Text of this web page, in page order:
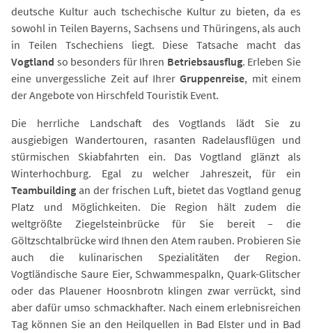
deutsche Kultur auch tschechische Kultur zu bieten, da es
sowohl in Teilen Bayerns, Sachsens und Thüringens, als auch
in Teilen Tschechiens liegt. Diese Tatsache macht das
Vogtland so besonders für Ihren Betriebsausflug. Erleben Sie
eine unvergessliche Zeit auf IhrerGruppenreise, mit einem
der Angebote von Hirschfeld Touristik Event.
Die herrliche Landschaft des Vogtlands lädt Sie zu
ausgiebigen Wandertouren, rasanten Radelausflügen und
stürmischen Skiabfahrten ein. Das Vogtland glänzt als
Winterhochburg. Egal zu welcher Jahreszeit, für ein
Teambuilding an der frischen Luft, bietet das Vogtland genug
Platz und Möglichkeiten. Die Region hält zudem die
weltgrößte Ziegelsteinbrücke für Sie bereit – die
Göltzschtalbrücke wird Ihnen den Atem rauben. Probieren Sie
auch die kulinarischen Spezialitäten der Region.
Vogtländische Saure Eier, Schwammespalkn, Quark-Glitscher
oder das Plauener Hoosnbrotn klingen zwar verrückt, sind
aber dafür umso schmackhafter. Nach einem erlebnisreichen
Tag können Sie an den Heilquellen in Bad Elster und in Bad